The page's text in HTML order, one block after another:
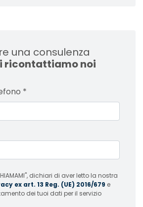
una consulenza
ricontattiamo noi
*
dichiari di aver letto la nostra
ex art. 13 Reg. (UE) 2016/679 e
dei tuoi dati per il servizio